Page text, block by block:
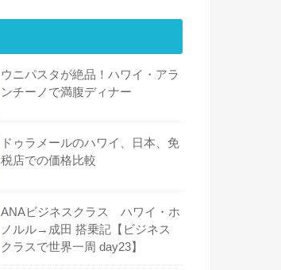
ウニパスタが絶品！ハワイ・アラ
ンチーノで満腹ディナー
ドゥラメールのハワイ、日本、免
税店での価格比較
ANAビジネスクラス ハワイ・ホ
ノルル→成田 搭乗記【ビジネス
クラスで世界一周 day23】